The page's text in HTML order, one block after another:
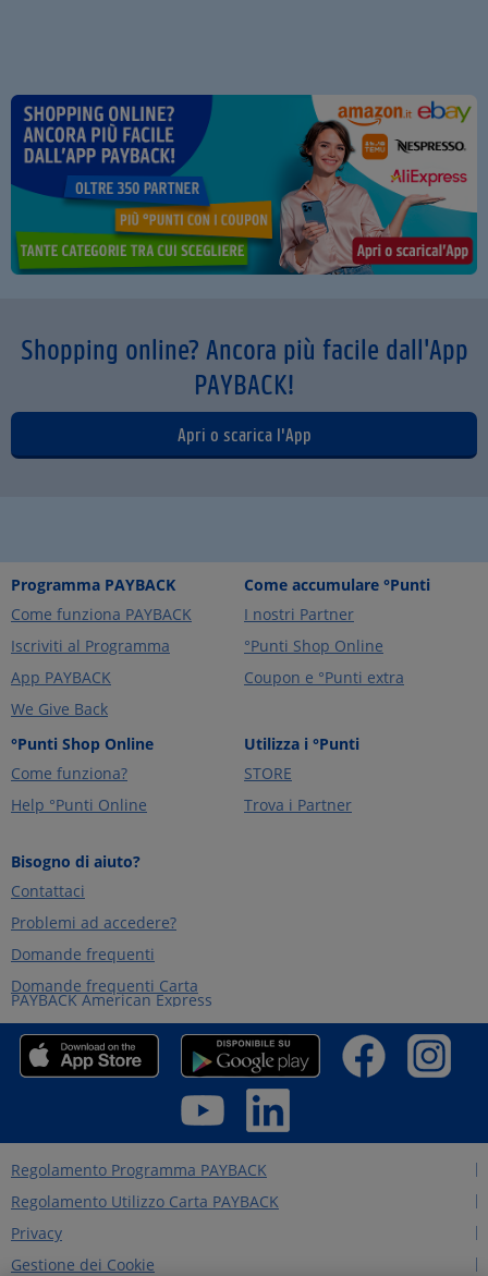
Shopping online? Ancora più facile dall'App
PAYBACK!
Apri o scarica l'App
Programma PAYBACK
Come funziona PAYBACK
Iscriviti al Programma
App PAYBACK
We Give Back
Come accumulare °Punti
I nostri Partner
°Punti Shop Online
Coupon e °Punti extra
°Punti Shop Online
Come funziona?
Help °Punti Online
Utilizza i °Punti
STORE
Trova i Partner
Bisogno di aiuto?
Contattaci
Problemi ad accedere?
Domande frequenti
Domande frequenti Carta
PAYBACK American Express
Regolamento Programma PAYBACK
Regolamento Utilizzo Carta PAYBACK
Privacy
Gestione dei Cookie